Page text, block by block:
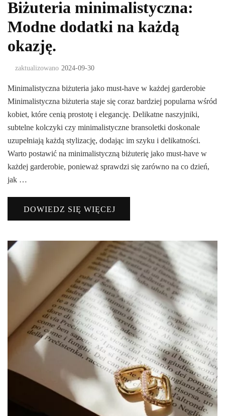
Biżuteria minimalistyczna:
Modne dodatki na każdą
okazję.
zaktualizowano 2024-09-30
Minimalistyczna biżuteria jako must-have w każdej garderobie
Minimalistyczna biżuteria staje się coraz bardziej popularna wśród
kobiet, które cenią prostotę i elegancję. Delikatne naszyjniki,
subtelne kolczyki czy minimalistyczne bransoletki doskonale
uzupełniają każdą stylizację, dodając im szyku i delikatności.
Warto postawić na minimalistyczną biżuterię jako must-have w
każdej garderobie, ponieważ sprawdzi się zarówno na co dzień,
jak …
DOWIEDZ SIĘ WIĘCEJ